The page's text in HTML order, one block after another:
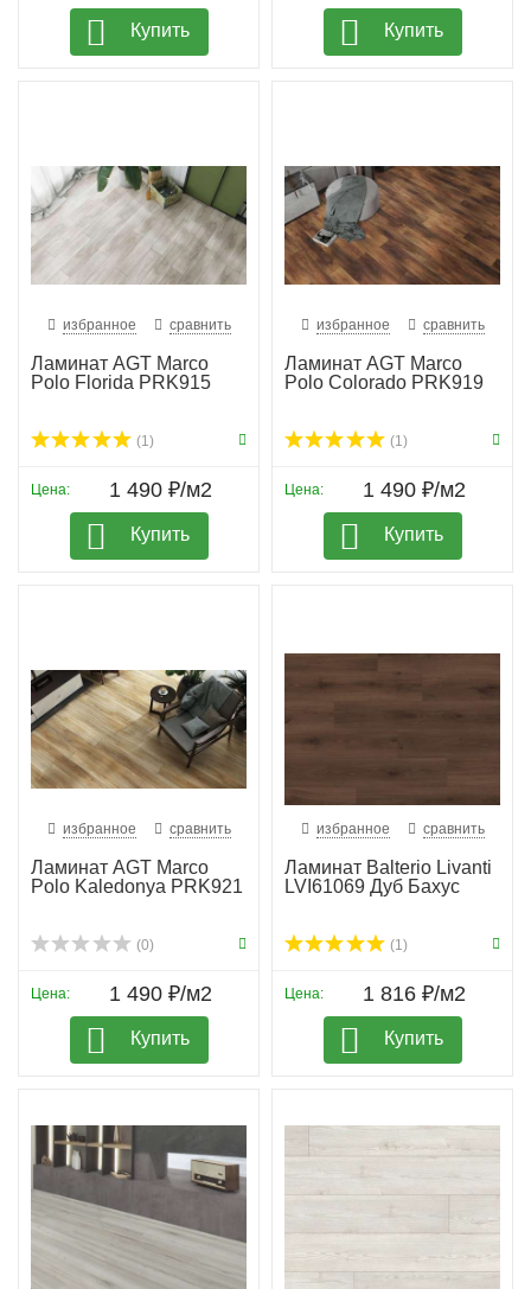
Купить Купить
избранное сравнить
Ламинат AGT Marco
Polo Florida PRK915
(1)
Цена: 1 490 ₽/м2
Купить
избранное сравнить
Ламинат AGT Marco
Polo Colorado PRK919
(1)
Цена: 1 490 ₽/м2
Купить
избранное сравнить
Ламинат AGT Marco
Polo Kaledonya PRK921
(0)
Цена: 1 490 ₽/м2
Купить
избранное сравнить
Ламинат Balterio Livanti
LVI61069 Дуб Бахус
(1)
Цена: 1 816 ₽/м2
Купить